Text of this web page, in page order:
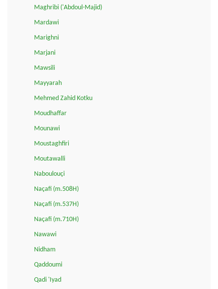
Maghribi ('Abdoul-Majid)
Mardawi
Marighni
Marjani
Mawsili
Mayyarah
Mehmed Zahid Kotku
Moudhaffar
Mounawi
Moustaghfiri
Moutawalli
Naboulouçi
Naçafi (m.508H)
Naçafi (m.537H)
Naçafi (m.710H)
Nawawi
Nidham
Qaddoumi
Qadi 'Iyad